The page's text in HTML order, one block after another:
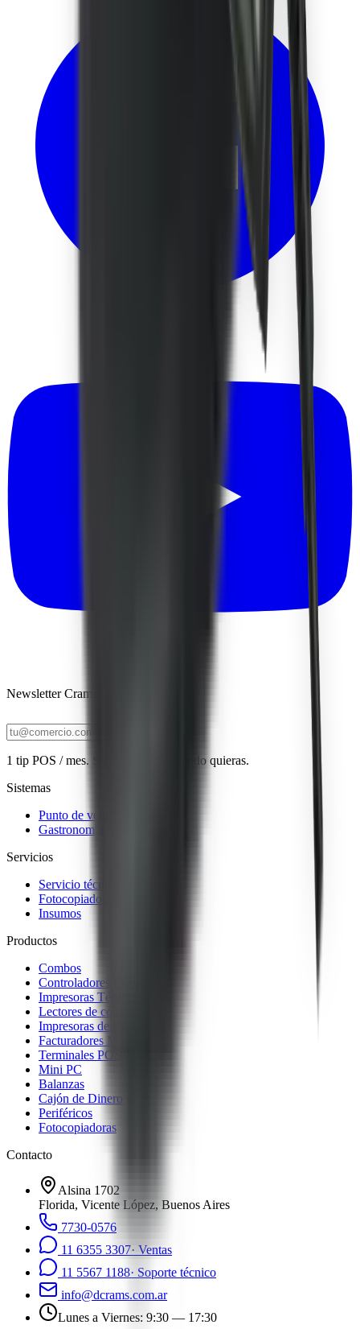
Newsletter Crams
1 tip POS / mes. Sin spam, baja cuando quieras.
Sistemas
Punto de venta
Gastronomía
Servicios
Servicio técnico
Fotocopiadoras
Insumos
Productos
Combos
Controladores Fiscales
Impresoras Térmicas
Lectores de códigos
Impresoras de Etiquetas
Facturadores Móviles
Terminales POS
Mini PC
Balanzas
Cajón de Dinero
Periféricos
Fotocopiadoras
Contacto
Alsina 1702
Florida, Vicente López, Buenos Aires
7730-0576
11 6355 3307· Ventas
11 5567 1188· Soporte técnico
info@dcrams.com.ar
Lunes a Viernes: 9:30 — 17:30